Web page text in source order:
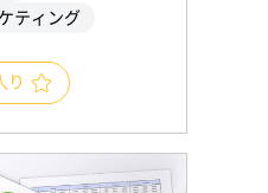
ティング
り